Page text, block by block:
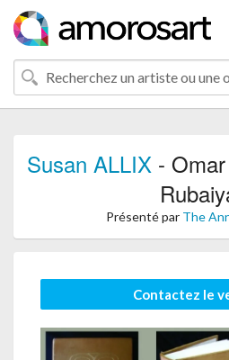
Susan ALLIX- Omar
Présenté par The
Contactez le